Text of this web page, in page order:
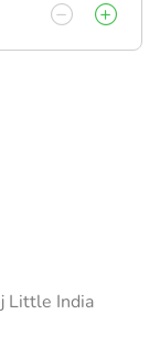
Little India